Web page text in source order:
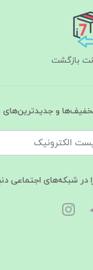
و جدیدترین‌های
در شبکه‌های اجتماعی